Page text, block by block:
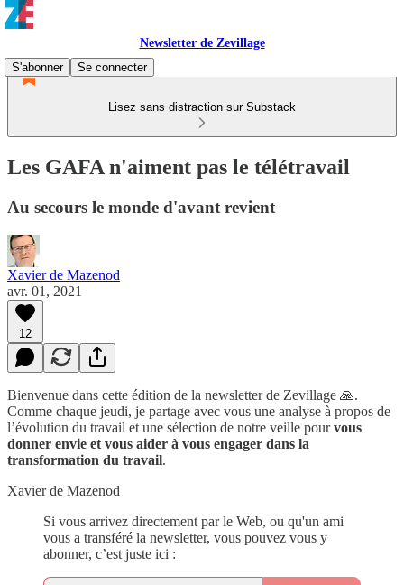
Newsletter de Zevillage
S'abonner
Se connecter
Lisez sans distraction sur Substack
Les GAFA n'aiment pas le télétravail
Au secours le monde d'avant revient
Xavier de Mazenod
avr. 01, 2021
12
Bienvenue dans cette édition de la newsletter de Zevillage 🙏.
Comme chaque jeudi, je partage avec vous une analyse à propos de
l’évolution du travail et une sélection de notre veille pourvous
donner envie et vous aider à vous engager dans la
transformation du travail.
Xavier de Mazenod
Si vous arrivez directement par le Web, ou qu'un ami
vous a transféré la newsletter, vous pouvez vous y
abonner, c’est juste ici :